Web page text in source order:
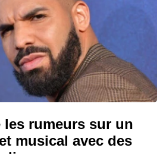
les rumeurs sur un
musical avec des